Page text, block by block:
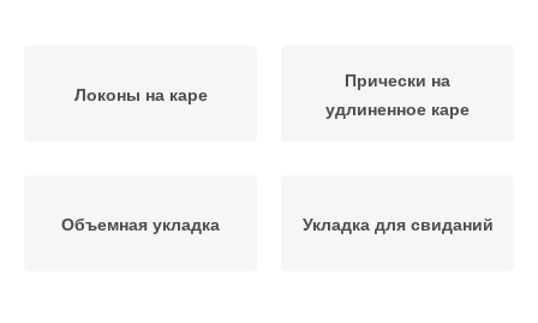
Локоны на каре
Прически на
удлиненное каре
Объемная укладка Укладка для свиданий